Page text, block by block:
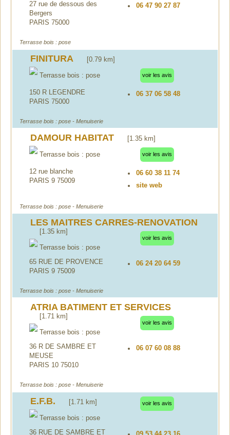
27 rue de dessous des
Bergers
PARIS 75000
06 47 90 27 87
Terrasse bois : pose
FINITURA [0.79 km]
voir les avis
Terrasse bois : pose
150 R LEGENDRE
PARIS 75000
06 37 06 58 48
Terrasse bois : pose - Menuiserie
DAMOUR HABITAT [1.35 km]
voir les avis
Terrasse bois : pose
12 rue blanche
PARIS 9 75009
06 60 38 11 74
site web
Terrasse bois : pose - Menuiserie
LES MAITRES CARRES-RENOVATION
[1.35 km]
voir les avis
Terrasse bois : pose
65 RUE DE PROVENCE
PARIS 9 75009
06 24 20 64 59
Terrasse bois : pose - Menuiserie
ATRIA BATIMENT ET SERVICES
[1.71 km]
voir les avis
Terrasse bois : pose
36 R DE SAMBRE ET
MEUSE
PARIS 10 75010
06 07 60 08 88
Terrasse bois : pose - Menuiserie
E.F.B. [1.71 km] voir les avis
Terrasse bois : pose
36 RUE DE SAMBRE ET